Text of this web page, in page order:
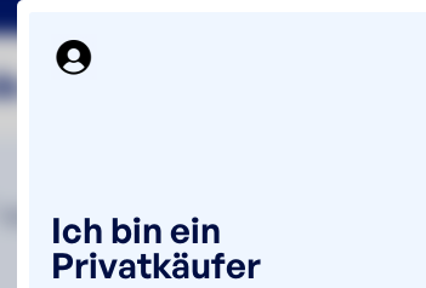
Nelaton Katheter
Ich bin ein
Privatkäufer